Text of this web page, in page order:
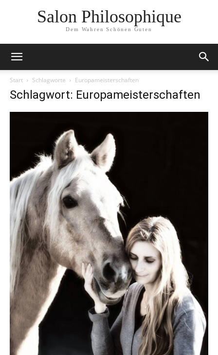
Salon Philosophique
Dem Wahren Schönen Guten
Start Schlagworte Europameisterschaften
Schlagwort: Europameisterschaften